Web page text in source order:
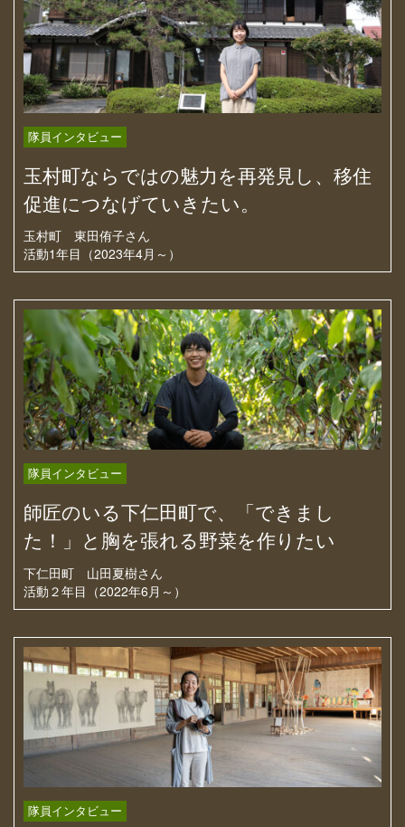
隊員インタビュー
玉村町ならではの魅力を再発見し、移住
促進につなげていきたい。
玉村町 東田侑子さん
活動1年目（2023年4月～）
隊員インタビュー
師匠のいる下仁田町で、「できまし
た！」と胸を張れる野菜を作りたい
下仁田町 山田夏樹さん
活動２年目（2022年6月～）
隊員インタビュー